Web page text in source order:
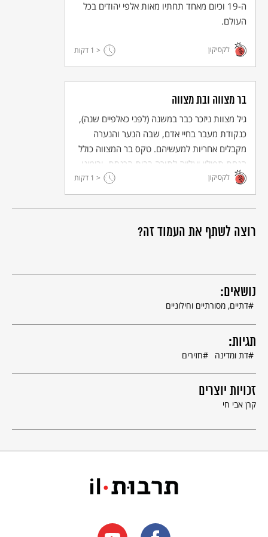
רוצה לשתף את העמוד זה?
ה-19 וכיום מאחד תחתיו מאות אלפי יהודים בכל
העולם.
לקסיקון < 1 דקות
בר מצווה ובת מצווה
גיל מצוות ניזכר כבר במשנה (לפני כאלפיים שנה),
כנקודת מעבר בחיי אדם, שבה הנער והנערה
מקבלים אחריות למעשיהם. טקס בר המצווה כולל
הנחת תפילין ועלייה לתורה בבית הכנסת, ובימינו
יש קהילות רבות (כולל אורתודוקסיות) שבהן גם
נערות עולות לתורה.
לקסיקון < 1 דקות
נושאים:
דתיים, מסורתיים וחילוניים
תגיות:
דת ומדינה חזירים
זכויות יוצרים
קרן אבי חי